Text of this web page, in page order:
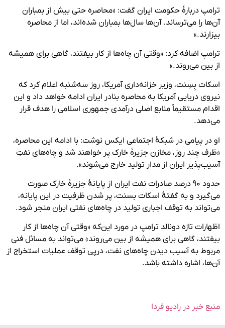
ترامپ دربارهٔ حکومت ایران گفت: «محاصره حتی بیش از بمباران
آن‌ها را می‌ترساند. آن‌ها سال‌ها بمباران شده‌اند، اما از محاصره
بیزارند.»
ترامپ اضافه کرد: «وقتی آن چاه‌ها از کار بیفتند، گاهی برای همیشه
از بین می‌روند.»
اسکات بِسِنت، وزیر خزانه‌داری آمریکا، روز سه‌شنبه اعلام کرد که
نیروی دریایی آمریکا به محاصره بنادر ایران ادامه خواهد داد و این
اقدام مستقیماً منابع اصلی درآمدی جمهوری اسلامی را هدف قرار
می‌دهد.
او در پیامی در شبکهٔ اجتماعی ایکس نوشت: با ادامه این محاصره،
«ظرف چند روز، مخازن جزیرۀ خارک پر خواهند شد و چاه‌های نفتِ
آسیب‌پذیر ایران از مدار تولید خارج می‌شوند».
حدود ۹۰ درصد صادرات نفت ایران از پایانهٔ جزیرهٔ خارک صورت
می‌گیرد و به گفتۀ اسکات بسنت، پر شدن ظرفیت در این پایانه،
می‌تواند به توقف اجباری تولید در چاه‌های نفتی ایران منجر شود.
اظهارات تازه دونالد ترامپ در مورد این‌که «وقتی آن چاه‌ها از کار
بیفتند، گاهی برای همیشه از بین می‌روند» می‌تواند به مسائل فنی
مربوط به آسیب دیدن چاه‌های نفت، درپی توقف عملیات استخراج از
آن‌ها، اشاره داشته باشد.
منبع خبر در رادیو فردا